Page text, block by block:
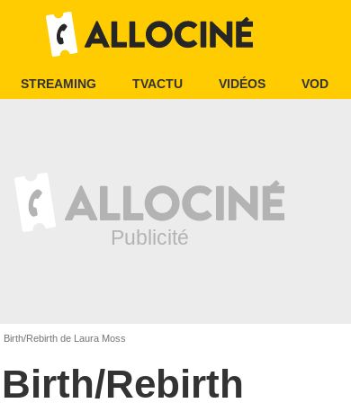
STREAMING TVACTU VIDÉOS VOD
Birth/Rebirth de Laura Moss
Birth/Rebirth